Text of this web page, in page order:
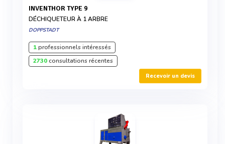
INVENTHOR TYPE 9
DÉCHIQUETEUR À 1 ARBRE
DOPPSTADT
1professionnels intéressés
2730consultations récentes
Recevoir un devis